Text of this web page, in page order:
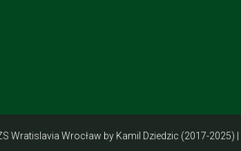
Wratislavia Wrocław by Kamil Dziedzic (2017-2025) |